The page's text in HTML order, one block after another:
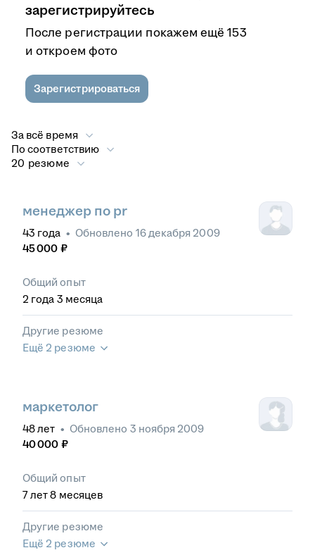
зарегистрируйтесь
После регистрации покажем ещё 153
и откроем фото
Зарегистрироваться
За всё время
По соответствию
20 резюме
менеджер по pr
43 года • Обновлено 16 декабря 2009
45 000 ₽
Общий опыт
2 года 3 месяца
Другие резюме
Ещё 2 резюме
маркетолог
48лет • Обновлено 3 ноября 2009
40 000 ₽
Общий опыт
7лет 8 месяцев
Другие резюме
Ещё 2 резюме